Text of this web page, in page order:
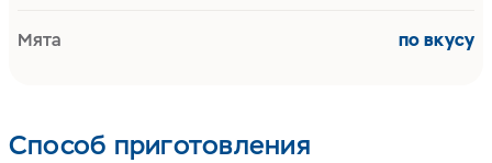
Способ приготовления
Мята по вкусу